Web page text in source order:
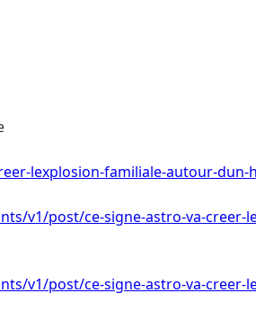
lexplosion-familiale-autour-
v1/post/ce-signe-astro-va-creer-
v1/post/ce-signe-astro-va-creer-